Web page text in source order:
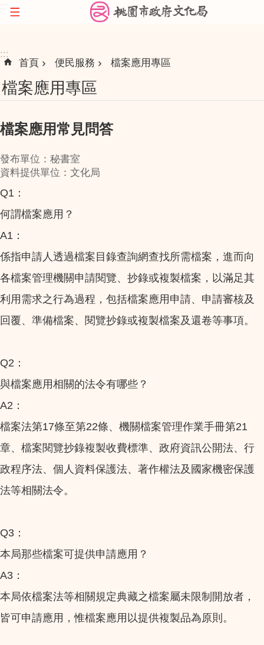
跳到主要內容區塊
:::
首頁 便民服務 檔案應用專區
檔案應用專區
檔案應用常見問答
發布單位：秘書室
資料提供單位：文化局
Q1：
何謂檔案應用？
A1：
係指申請人透過檔案目錄查詢網查找所需檔案，進而向
各檔案管理機關申請閱覽、抄錄或複製檔案，以滿足其
利用需求之行為過程，包括檔案應用申請、申請審核及
回覆、準備檔案、閱覽抄錄或複製檔案及還卷等事項。
Q2：
與檔案應用相關的法令有哪些？
A2：
檔案法第17條至第22條、機關檔案管理作業手冊第21
章、檔案閱覽抄錄複製收費標準、政府資訊公開法、行
政程序法、個人資料保護法、著作權法及國家機密保護
法等相關法令。
Q3：
本局那些檔案可提供申請應用？
A3：
本局依檔案法等相關規定典藏之檔案屬未限制開放者，
皆可申請應用，惟檔案應用以提供複製品為原則。